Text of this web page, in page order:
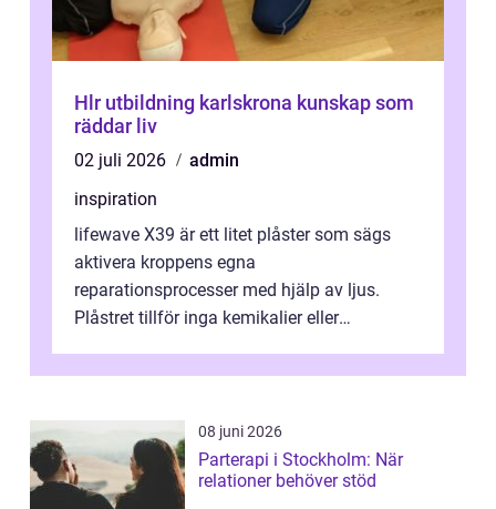
Hlr utbildning karlskrona kunskap som
räddar liv
02 juli 2026
admin
inspiration
lifewave X39 är ett litet plåster som sägs
aktivera kroppens egna
reparationsprocesser med hjälp av ljus.
Plåstret tillför inga kemikalier eller
ljusbaserad stimula...
08 juni 2026
Parterapi i Stockholm: När
relationer behöver stöd